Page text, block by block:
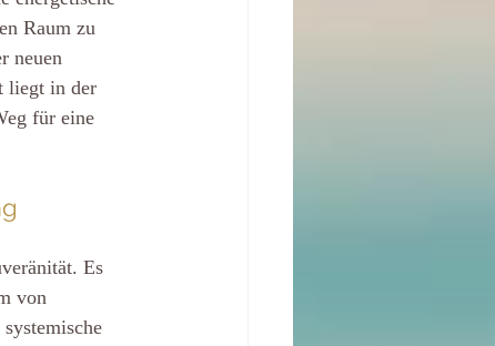
Raum zu
neuen
liegt in der
für eine
Es
von